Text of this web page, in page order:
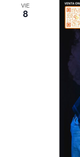
VIE
8